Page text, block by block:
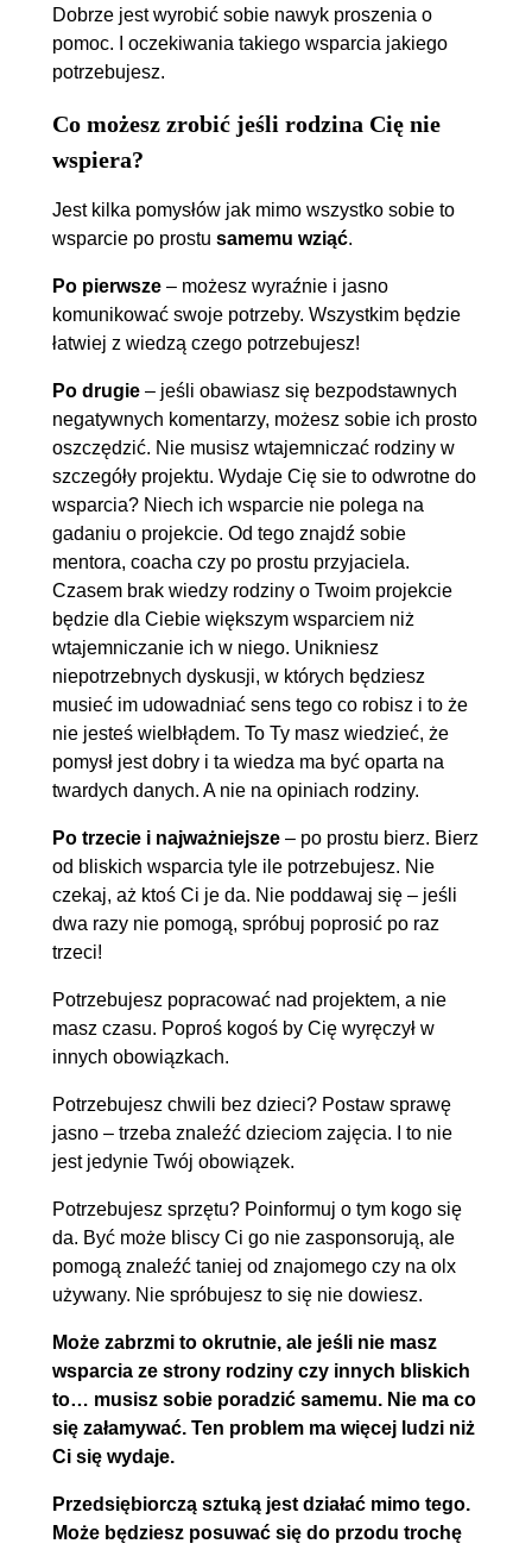
Dobrze jest wyrobić sobie nawyk proszenia o
pomoc. I oczekiwania takiego wsparcia jakiego
potrzebujesz.
Co możesz zrobić jeśli rodzina Cię nie
wspiera?
Jest kilka pomysłów jak mimo wszystko sobie to
wsparcie po prostu samemu wziąć.
Po pierwsze– możesz wyraźnie i jasno
komunikować swoje potrzeby. Wszystkim będzie
łatwiej z wiedzą czego potrzebujesz!
Po drugie– jeśli obawiasz się bezpodstawnych
negatywnych komentarzy, możesz sobie ich prosto
oszczędzić. Nie musisz wtajemniczać rodziny w
szczegóły projektu. Wydaje Cię sie to odwrotne do
wsparcia? Niech ich wsparcie nie polega na
gadaniu o projekcie. Od tego znajdź sobie
mentora, coacha czy po prostu przyjaciela.
Czasem brak wiedzy rodziny o Twoim projekcie
będzie dla Ciebie większym wsparciem niż
wtajemniczanie ich w niego. Unikniesz
niepotrzebnych dyskusji, w których będziesz
musieć im udowadniać sens tego co robisz i to że
nie jesteś wielbłądem. To Ty masz wiedzieć, że
pomysł jest dobry i ta wiedza ma być oparta na
twardych danych. A nie na opiniach rodziny.
Po trzecie i najważniejsze– po prostu bierz. Bierz
od bliskich wsparcia tyle ile potrzebujesz. Nie
czekaj, aż ktoś Ci je da. Nie poddawaj się – jeśli
dwa razy nie pomogą, spróbuj poprosić po raz
trzeci!
Potrzebujesz popracować nad projektem, a nie
masz czasu. Poproś kogoś by Cię wyręczył w
innych obowiązkach.
Potrzebujesz chwili bez dzieci? Postaw sprawę
jasno – trzeba znaleźć dzieciom zajęcia. I to nie
jest jedynie Twój obowiązek.
Potrzebujesz sprzętu? Poinformuj o tym kogo się
da. Być może bliscy Ci go nie zasponsorują, ale
pomogą znaleźć taniej od znajomego czy na olx
używany. Nie spróbujesz to się nie dowiesz.
Może zabrzmi to okrutnie, ale jeśli nie masz
wsparcia ze strony rodziny czy innych bliskich
to… musisz sobie poradzić samemu. Nie ma co
się załamywać. Ten problem ma więcej ludzi niż
Ci się wydaje.
Przedsiębiorczą sztuką jest działać mimo tego.
Może będziesz posuwać się do przodu trochę